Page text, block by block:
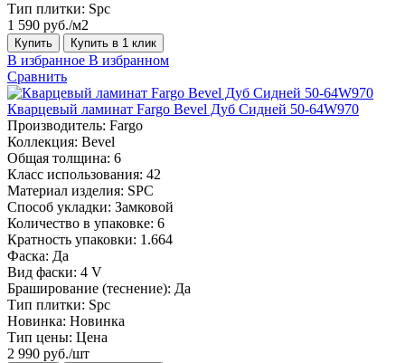
Тип плитки: Spc
1 590 руб./м2
Купить Купить в 1 клик
В избранное В избранном
Сравнить
Кварцевый ламинат Fargo Bevel Дуб Сидней 50-64W970
Производитель: Fargo
Коллекция: Bevel
Общая толщина: 6
Класс использования: 42
Материал изделия: SPC
Способ укладки: Замковой
Количество в упаковке: 6
Кратность упаковки: 1.664
Фаска: Да
Вид фаски: 4 V
Браширование (теснение): Да
Тип плитки: Spc
Новинка: Новинка
Тип цены: Цена
2 990 руб./шт